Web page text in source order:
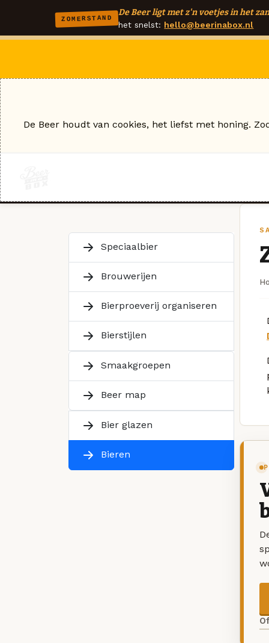
ZOMERSTAND
De Beer ligt met z'n voetjes in het
het snelst: hello@beerinabox.nl
Speciaalbier
Brouwerijen
Bierproeverij organiseren
Bierstijlen
Smaakgroepen
Beer map
Bier glazen
Bieren
De Beer houdt van cookies, het liefst met honing.